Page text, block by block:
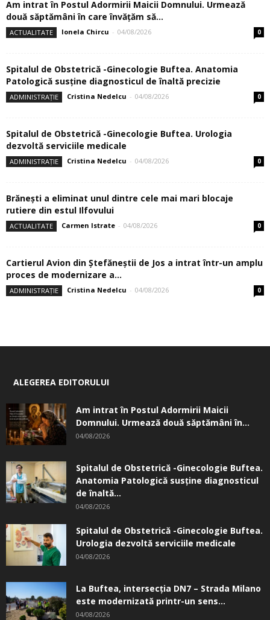
Am intrat în Postul Adormirii Maicii Domnului. Urmează
două săptămâni în care învăţăm să...
ACTUALITATE Ionela Chircu - 04/08/2026 0
Spitalul de Obstetrică -Ginecologie Buftea. Anatomia
Patologică susţine diagnosticul de înaltă precizie
ADMINISTRAȚIE Cristina Nedelcu - 04/08/2026 0
Spitalul de Obstetrică -Ginecologie Buftea. Urologia
dezvoltă serviciile medicale
ADMINISTRAȚIE Cristina Nedelcu - 04/08/2026 0
Brănești a eliminat unul dintre cele mai mari blocaje
rutiere din estul Ilfovului
ACTUALITATE Carmen Istrate - 04/08/2026 0
Cartierul Avion din Ştefăneştii de Jos a intrat într-un amplu
proces de modernizare a...
ADMINISTRAȚIE Cristina Nedelcu - 04/08/2026 0
ALEGEREA EDITORULUI
Am intrat în Postul Adormirii Maicii
Domnului. Urmează două săptămâni în...
04/08/2026
Spitalul de Obstetrică -Ginecologie Buftea.
Anatomia Patologică susţine diagnosticul
de înaltă...
04/08/2026
Spitalul de Obstetrică -Ginecologie Buftea.
Urologia dezvoltă serviciile medicale
04/08/2026
La Buftea, intersecţia DN7 – Strada Milano
este modernizată printr-un sens...
04/08/2026